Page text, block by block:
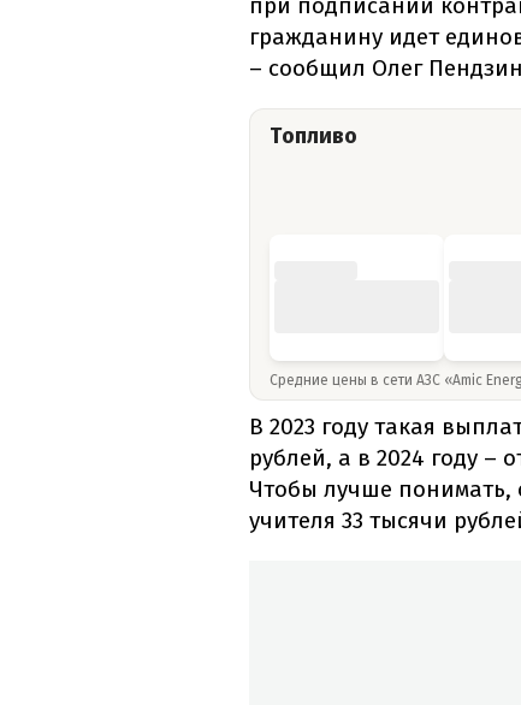
гражданину идет
– сообщил Олег
Топливо
Средние цены в сети АЗС «Amic
В 2023 году такая
рублей, а в 2024 году –
Чтобы лучше понимать,
учителя 33 тысячи